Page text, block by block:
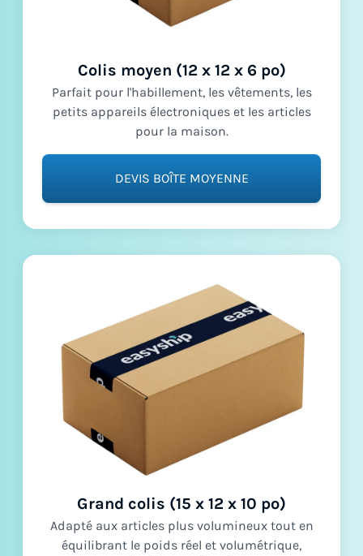
Colis moyen (12 x 12 x 6 po)
Parfait pour l'habillement, les vêtements, les
petits appareils électroniques et les articles
pour la maison.
DEVIS BOÎTE MOYENNE
Grand colis (15 x 12 x 10 po)
Adapté aux articles plus volumineux tout en
équilibrant le poids réel et volumétrique,